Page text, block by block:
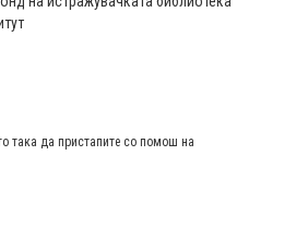
така да пристапите со помош на